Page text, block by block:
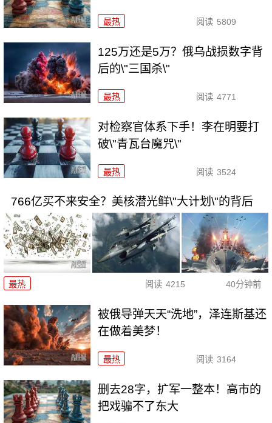
最热 阅读 5809
125万还是5万？俄乌战损数字背
后的\"三国杀\"
最热 阅读 4771
对检察官体系下手！李在明要打
破\"青瓦台魔咒\"
最热 阅读 3524
766亿买不来安全？美核潜光鲜\"大计划\"的背后
最热 阅读 4215 40分钟前
被俄导弹天天“洗地”，泽连斯基还
在做着美梦！
最热 阅读 3164
删去28字，扩军一整本！高市的
把戏骗不了东大